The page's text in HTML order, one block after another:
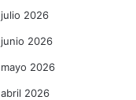
julio 2026
junio 2026
mayo 2026
abril 2026